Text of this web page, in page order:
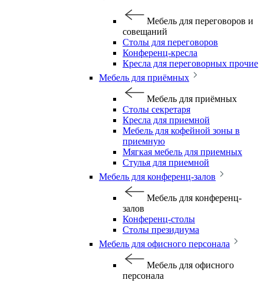
Мебель для переговоров и
совещаний
Столы для переговоров
Конференц-кресла
Кресла для переговорных прочие
Мебель для приёмных
Мебель для приёмных
Столы секретаря
Кресла для приемной
Мебель для кофейной зоны в
приемную
Мягкая мебель для приемных
Стулья для приемной
Мебель для конференц-залов
Мебель для конференц-
залов
Конференц-столы
Столы президиума
Мебель для офисного персонала
Мебель для офисного
персонала